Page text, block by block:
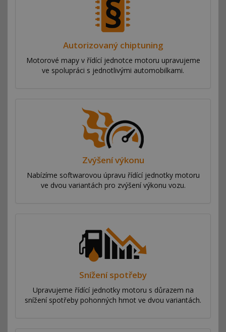
Autorizovaný chiptuning
Motorové mapy v řídící jednotce motoru upravujeme
ve spolupráci s jednotlivými automobilkami.
Zvýšení výkonu
Nabízíme softwarovou úpravu řídící jednotky motoru
ve dvou variantách pro zvýšení výkonu vozu.
Snížení spotřeby
Upravujeme řídící jednotky motoru s důrazem na
snížení spotřeby pohonných hmot ve dvou variantách.